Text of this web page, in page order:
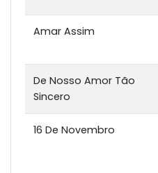
Amar Assim
De Nosso Amor Tão
Sincero
16 De Novembro